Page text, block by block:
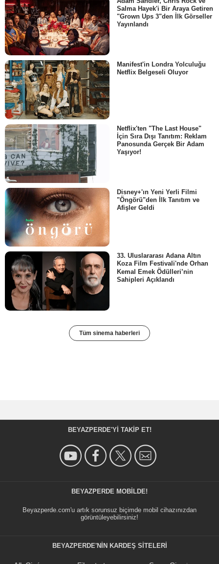
Salma Hayek'i Bir Araya Getiren
"Grown Ups 3"den İlk Görseller
Yayınlandı
Manifest'in Londra Yolculuğu
Netflix Belgeseli Oluyor
Netflix'ten "The Last House"
İçin Sıra Dışı Tanıtım: Reklam
Panosunda Gerçek Bir Adam
Yaşıyor!
Disney+'ın Yeni Yerli Filmi
"Öngörü"den İlk Tanıtım ve
Afişler Geldi
33. Uluslararası Adana Altın
Koza Film Festivali'nde Orhan
Kemal Emek Ödülleri’nin
Sahipleri Açıklandı
Tüm sinema haberleri
BEYAZPERDE'YI TAKIP ET!
BEYAZPERDE MOBILDE!
Beyazperde.com'u artık sorunsuz biçimde mobil cihazınızdan
görüntüleyebilirsiniz!
BEYAZPERDE'NIN KARDEŞ SİTELERİ